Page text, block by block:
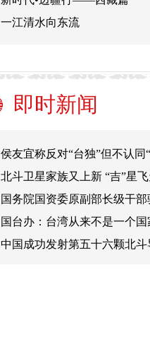
一江清水向东流
即时新闻
万余元停车费
国民党征召侯友宜参选2024
领导人
英国前首相特拉斯窜访中国台
罪？国台办回应
侯友宜称反对“台独”但不认同
制” 国台办回应
北斗卫星家族又上新 “吉”星飞
国务院国资委原副部长级干部
国台办：台湾从来不是一个国
来“主权”之说？
中国成功发射第五十六颗北斗